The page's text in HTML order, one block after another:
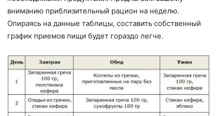
вниманию приблизительный рацион на неделю.
Опираясь на данные таблицы, составить собственный
график приемов пищи будет гораздо легче.